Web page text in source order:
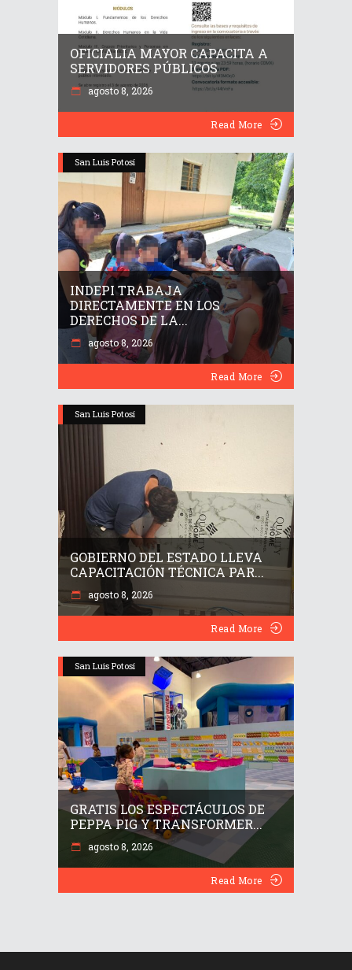
OFICIALIA MAYOR CAPACITA A
SERVIDORES PÚBLICOS
agosto 8, 2026
Read More
San Luis Potosí
INDEPI TRABAJA
DIRECTAMENTE EN LOS
DERECHOS DE LA...
agosto 8, 2026
Read More
San Luis Potosí
GOBIERNO DEL ESTADO LLEVA
CAPACITACIÓN TÉCNICA PAR...
agosto 8, 2026
Read More
San Luis Potosí
GRATIS LOS ESPECTÁCULOS DE
PEPPA PIG Y TRANSFORMER...
agosto 8, 2026
Read More